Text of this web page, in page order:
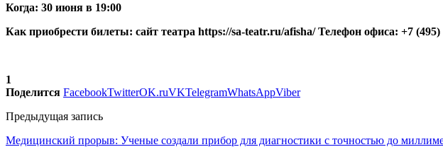
Когда: 30 июня в 19:00
Как приобрести билеты: сайт театра https://sa-teatr.ru/afisha/ Телефон офиса: +7 (495)
1
Поделится FacebookTwitterOK.ruVKTelegramWhatsAppViber
Предыдущая запись
Медицинский прорыв: Ученые создали прибор для диагностики с точностью до